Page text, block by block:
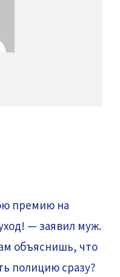
премию на
— заявил муж.
объяснишь, что
полицию сразу?